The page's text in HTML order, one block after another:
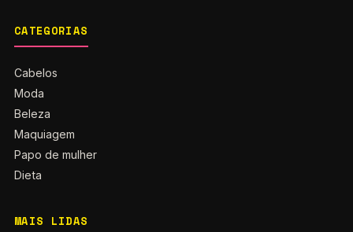
CATEGORIAS
Cabelos
Moda
Beleza
Maquiagem
Papo de mulher
Dieta
MAIS LIDAS